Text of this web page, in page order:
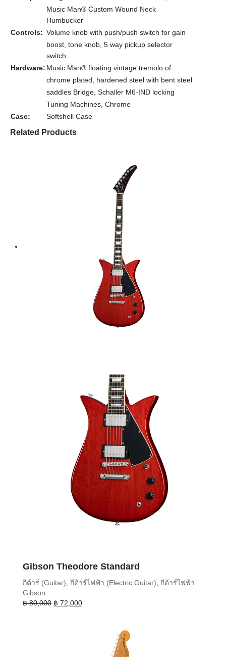
Music Man® Custom Wound Neck
Humbucker
Controls: Volume knob with push/push switch for gain
boost, tone knob, 5 way pickup selector
switch.
Hardware: Music Man® floating vintage tremolo of
chrome plated, hardened steel with bent steel
saddles Bridge, Schaller M6-IND locking
Tuning Machines, Chrome
Case:
Softshell Case
Related Products
Gibson Theodore Standard
กีต้าร์ (Guitar) กีต้าร์ไฟฟ้า (Electric Guitar) กีต้าร์ไฟฟ้า
Gibson
฿80,000 Original
฿ 72,000Current